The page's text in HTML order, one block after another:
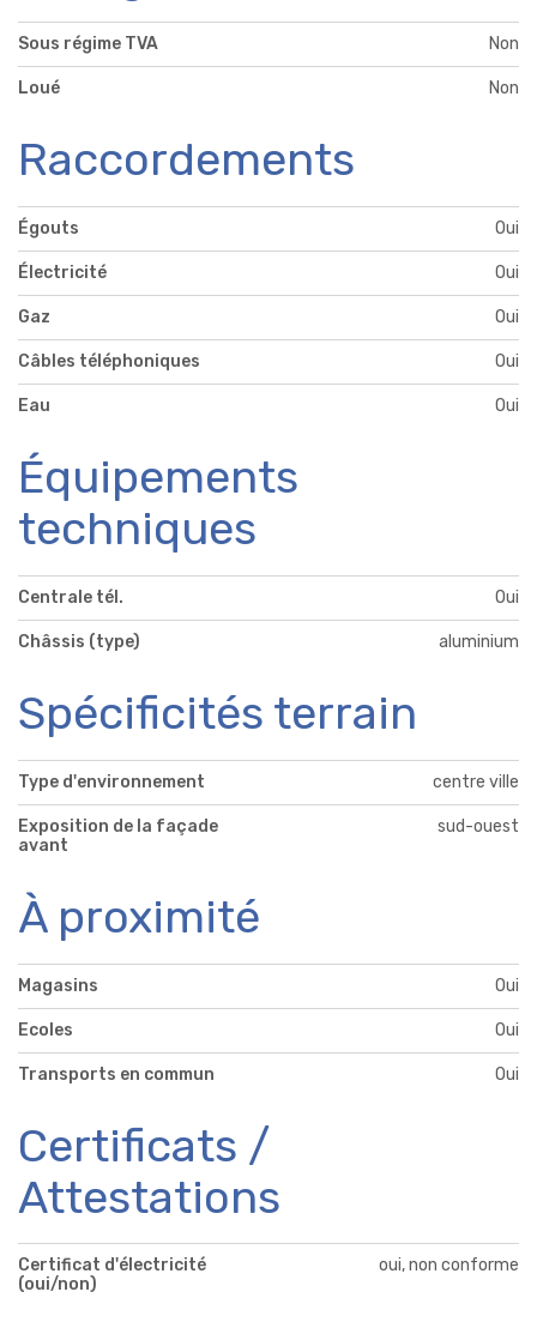
Sous régime TVA Non
Loué Non
Raccordements
Égouts Oui
Électricité Oui
Gaz Oui
Câbles téléphoniques Oui
Eau Oui
Équipements
techniques
Centrale tél. Oui
Châssis (type) aluminium
Spécificités terrain
Type d'environnement centre ville
Exposition de la façade
avant
sud-ouest
À proximité
Magasins Oui
Ecoles Oui
Transports en commun Oui
Certificats /
Attestations
Certificat d'électricité
(oui/non)
oui, non conforme